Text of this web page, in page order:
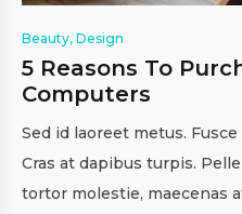
Beauty, Design
5 Reasons To
Computers
Sed id laoreet metus.
Cras at dapibus turpis.
tortor molestie, maecenas